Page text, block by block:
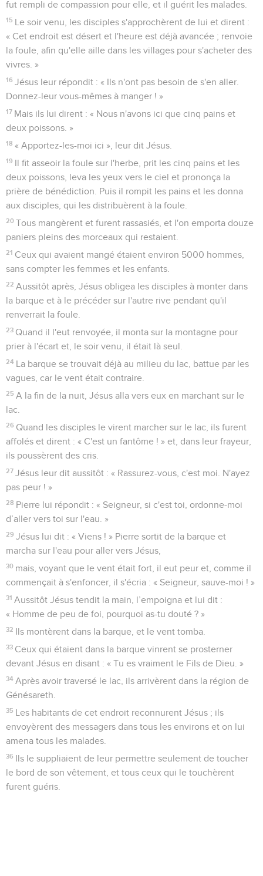
fut rempli de compassion pour elle, et il guérit les malades.
15 Le soir venu, les disciples s'approchèrent de lui et dirent :
« Cet endroit est désert et l'heure est déjà avancée ; renvoie
la foule, afin qu'elle aille dans les villages pour s'acheter des
vivres. »
16 Jésus leur répondit : « Ils n'ont pas besoin de s'en aller.
Donnez-leur vous-mêmes à manger ! »
17 Mais ils lui dirent : « Nous n'avons ici que cinq pains et
deux poissons. »
18 « Apportez-les-moi ici », leur dit Jésus.
19 Il fit asseoir la foule sur l'herbe, prit les cinq pains et les
deux poissons, leva les yeux vers le ciel et prononça la
prière de bénédiction. Puis il rompit les pains et les donna
aux disciples, qui les distribuèrent à la foule.
20 Tous mangèrent et furent rassasiés, et l'on emporta douze
paniers pleins des morceaux qui restaient.
21 Ceux qui avaient mangé étaient environ 5000 hommes,
sans compter les femmes et les enfants.
22 Aussitôt après, Jésus obligea les disciples à monter dans
la barque et à le précéder sur l'autre rive pendant qu'il
renverrait la foule.
23 Quand il l'eut renvoyée, il monta sur la montagne pour
prier à l'écart et, le soir venu, il était là seul.
24 La barque se trouvait déjà au milieu du lac, battue par les
vagues, car le vent était contraire.
25 A la fin de la nuit, Jésus alla vers eux en marchant sur le
lac.
26 Quand les disciples le virent marcher sur le lac, ils furent
affolés et dirent : « C'est un fantôme ! » et, dans leur frayeur,
ils poussèrent des cris.
27 Jésus leur dit aussitôt : « Rassurez-vous, c'est moi. N'ayez
pas peur ! »
28 Pierre lui répondit : « Seigneur, si c'est toi, ordonne-moi
d’aller vers toi sur l'eau. »
29 Jésus lui dit : « Viens ! » Pierre sortit de la barque et
marcha sur l'eau pour aller vers Jésus,
30 mais, voyant que le vent était fort, il eut peur et, comme il
commençait à s'enfoncer, il s'écria : « Seigneur, sauve-moi ! »
31 Aussitôt Jésus tendit la main, l’empoigna et lui dit :
« Homme de peu de foi, pourquoi as-tu douté ? »
32 Ils montèrent dans la barque, et le vent tomba.
33 Ceux qui étaient dans la barque vinrent se prosterner
devant Jésus en disant : « Tu es vraiment le Fils de Dieu. »
34 Après avoir traversé le lac, ils arrivèrent dans la région de
Génésareth.
35 Les habitants de cet endroit reconnurent Jésus ; ils
envoyèrent des messagers dans tous les environs et on lui
amena tous les malades.
36 Ils le suppliaient de leur permettre seulement de toucher
le bord de son vêtement, et tous ceux qui le touchèrent
furent guéris.